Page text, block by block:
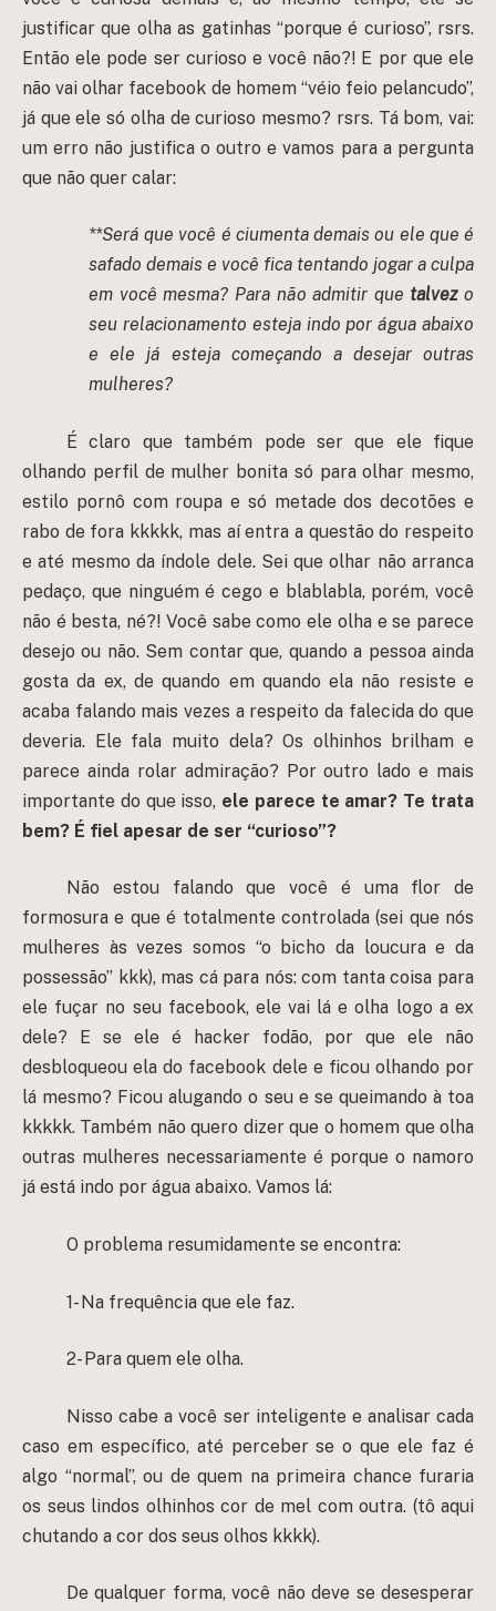
justificar que olha as gatinhas “porque é curioso”, rsrs.
Então ele pode ser curioso e você não?! E por que ele
não vai olhar facebook de homem “véio feio pelancudo”,
já que ele só olha de curioso mesmo? rsrs. Tá bom, vai:
um erro não justifica o outro e vamos para a pergunta
que não quer calar:
**Será que você é ciumenta demais ou ele que é
safado demais e você fica tentando jogar a culpa
em você mesma? Para não admitir que talvezo
seu relacionamento esteja indo por água abaixo
e ele já esteja começando a desejar outras
mulheres?
É claro que também pode ser que ele fique
olhando perfil de mulher bonita só para olhar mesmo,
estilo pornô com roupa e só metade dos decotões e
rabo de fora kkkkk, mas aí entra a questão do respeito
e até mesmo da índole dele. Sei que olhar não arranca
pedaço, que ninguém é cego e blablabla, porém, você
não é besta, né?! Você sabe como ele olha e se parece
desejo ou não. Sem contar que, quando a pessoa ainda
gosta da ex, de quando em quando ela não resiste e
acaba falando mais vezes a respeito da falecida do que
deveria. Ele fala muito dela? Os olhinhos brilham e
parece ainda rolar admiração? Por outro lado e mais
importante do que isso, ele parece te amar? Te trata
bem? É fiel apesar de ser “curioso”?
Não estou falando que você é uma flor de
formosura e que é totalmente controlada (sei que nós
mulheres às vezes somos “o bicho da loucura e da
possessão” kkk), mas cá para nós: com tanta coisa para
ele fuçar no seu facebook, ele vai lá e olha logo a ex
dele? E se ele é hacker fodão, por que ele não
desbloqueou ela do facebook dele e ficou olhando por
lá mesmo? Ficou alugando o seu e se queimando à toa
kkkkk. Também não quero dizer que o homem que olha
outras mulheres necessariamente é porque o namoro
já está indo por água abaixo. Vamos lá:
O problema resumidamente se encontra:
1- Na frequência que ele faz.
2- Para quem ele olha.
Nisso cabe a você ser inteligente e analisar cada
caso em específico, até perceber se o que ele faz é
algo “normal”, ou de quem na primeira chance furaria
os seus lindos olhinhos cor de mel com outra. (tô aqui
chutando a cor dos seus olhos kkkk).
De qualquer forma, você não deve se desesperar